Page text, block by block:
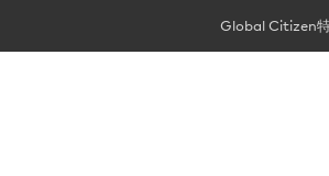
Global Citizen